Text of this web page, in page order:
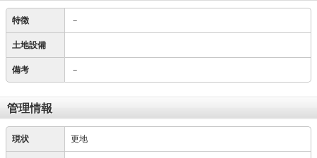
特徴 －
土地設備
備考 －
管理情報
現状 更地